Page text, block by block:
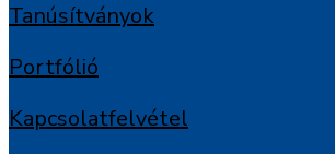
Tanúsítványok
Portfólió
Kapcsolatfelvétel